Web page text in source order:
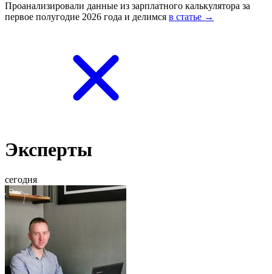
Проанализировали данные из зарплатного калькулятора за
первое полугодие 2026 года и делимся в статье →
Эксперты
сегодня